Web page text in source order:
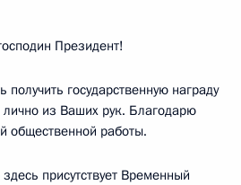
Президент!
государственную награду
из Ваших рук. Благодарю
общественной работы.
присутствует Временный